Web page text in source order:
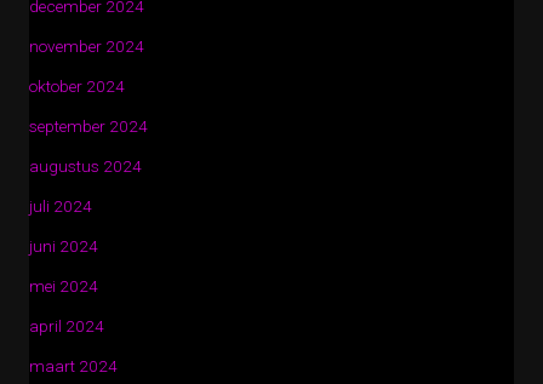
december 2024
november 2024
oktober 2024
september 2024
augustus 2024
juli 2024
juni 2024
mei 2024
april 2024
maart 2024